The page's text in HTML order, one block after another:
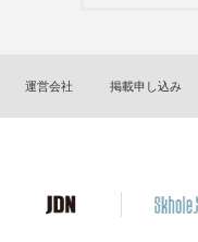
運営会社 掲載申し込み